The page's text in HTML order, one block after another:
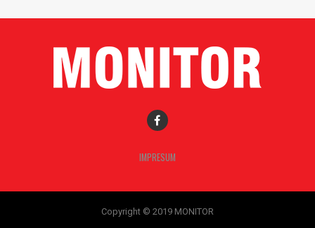
IMPRESUM
Copyright © 2019 MONITOR